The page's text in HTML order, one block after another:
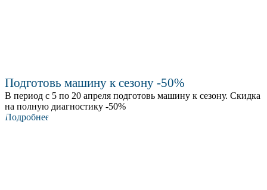
Подготовь машину к сезону -50%
В период с 5 по 20 апреля подготовь машину к сезону. Скидка
на полную диагностику -50%
Подробнее